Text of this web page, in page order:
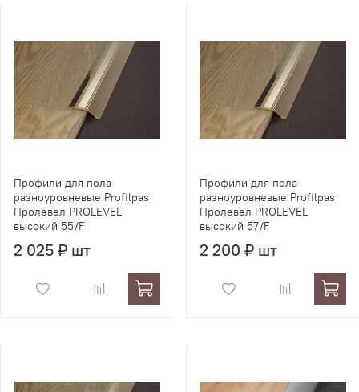
Профили для пола
разноуровневые Profilpas
Пролевел PROLEVEL
высокий 55/F
2 025 ₽ шт
Профили для пола
разноуровневые Profilpas
Пролевел PROLEVEL
высокий 57/F
2 200 ₽ шт